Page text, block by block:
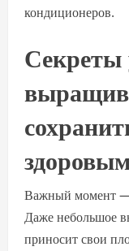
кондиционеров.
Секреты
Важный момент —
Даже небольшое
приносит свои